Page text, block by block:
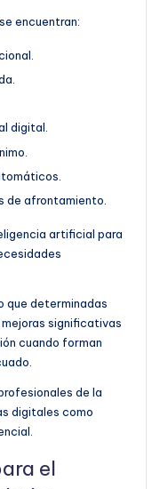
encuentran:
digital.
de afrontamiento.
artificial para
que determinadas
significativas
cuando forman
de la
digitales como
el